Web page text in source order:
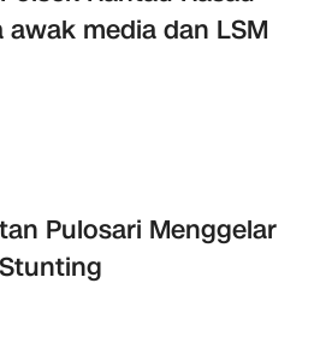
media dan LSM
Pulosari Menggelar